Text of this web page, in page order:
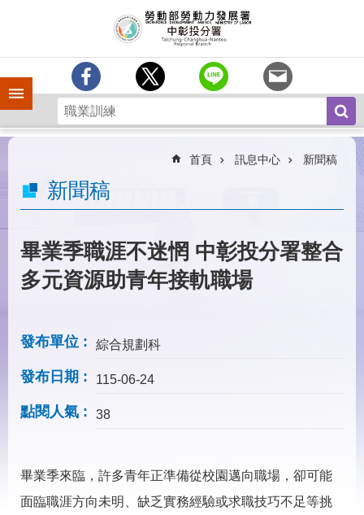
手機側欄
中
分
簡
業
務
民
常
見
問
區
首頁 訊息中心 新聞稿
新聞稿
畢業季職涯不迷惘 中彰投分署整合
多元資源助青年接軌職場
發布單位 綜合規劃科
發布日期 115-06-24
點閱人氣 38
畢業季來臨，許多青年正準備從校園邁向職場，卻可能
面臨職涯方向未明、缺乏實務經驗或求職技巧不足等挑